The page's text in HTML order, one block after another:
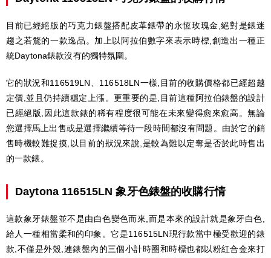
目前已經絕版的巧克力錶盤搭配皮革錶帶的永恆玫瑰金,絕對是錶迷
趨之若鶩的一款逸品。加上以阿拉伯數字來表示時標,創造出一種正
統Daytona錶款沒有的獨特氛圍。
它的狀況和116519LN、116518LN一樣,目前的收購價格都已經超越
定價,並且仍持續穩定上漲。更重要的是,目前這種阿拉伯錶盤的設計
已經絕版,因此這款錶的稀有程度很可能在未來變得愈來愈高。無論
您選擇馬上出售或是選擇繼續等待一段時間都沒有問題。由於它的銷
售時機較難捉摸,以目前的狀況來說,是較為難以定奪是否於此時售出
的一款錶。
Daytona 116515LN 象牙色錶盤的收購行情
這款象牙錶盤並不是由白色變色而來,而是本來的設計就是象牙白色,
給人一種相當柔和的印象。它是116515LN現行款當中極受歡迎的錶
款,不僅是外殼,連錶盤內的三個小計時圈和時標也都以粉紅合金來打